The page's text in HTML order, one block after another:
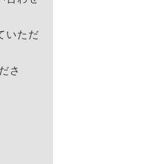
いただ
さ